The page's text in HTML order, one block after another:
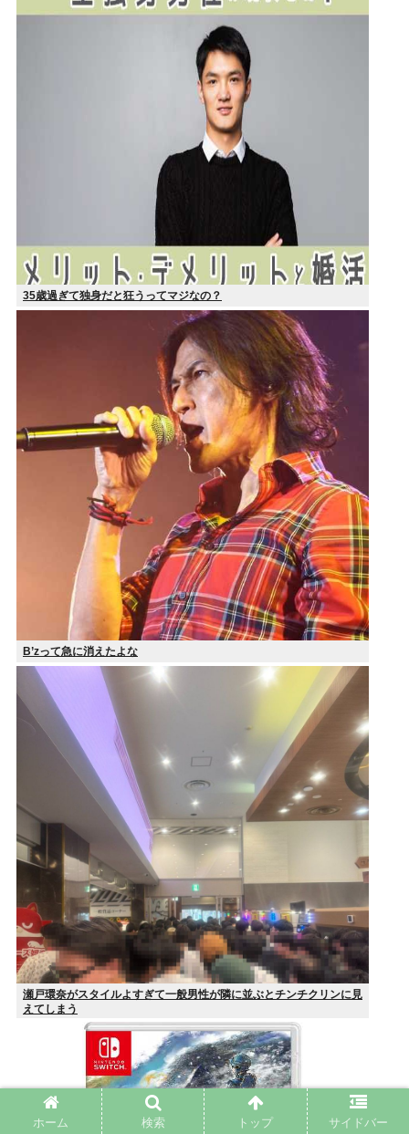
35歳過ぎて独身だと狂うってマジなの？
B’zって急に消えたよな
瀬戸環奈がスタイルよすぎて一般男性が隣に並ぶとチンチクリンに見
えてしまう
ホーム 検索 トップ サイドバー